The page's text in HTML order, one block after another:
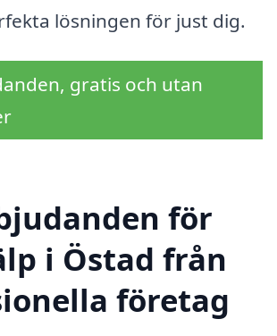
lösningen för just dig.
gratis och utan
för
i Östad från
företag